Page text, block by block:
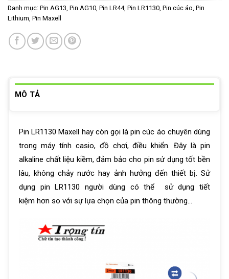
Danh mục: Pin AG13, Pin AG10, Pin LR44, Pin LR1130 Pin cúc áo Pin
Lithium Pin Maxell
MÔ TẢ
Pin LR1130 Maxell hay còn gọi là pin cúc áo chuyên dùng
trong máy tính casio, đồ chơi, điều khiển. Đây là pin
alkaline chất liệu kiềm, đảm bảo cho pin sử dụng tốt bền
lâu, không chảy nước hay ảnh hưởng đến thiết bị. Sử
dụng pin LR1130 người dùng có thể sử dụng tiết
kiệm hơn so với sự lựa chọn của pin thông thường…